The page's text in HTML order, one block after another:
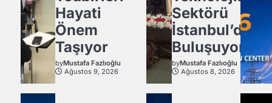
Hayati
Önem
Taşıyor
byMustafa Fazlıoğlu
Ağustos 9, 2026
Sektörü
İstanbul’da
Buluşuyor!
byMustafa Fazlıoğlu
Ağustos 8, 2026